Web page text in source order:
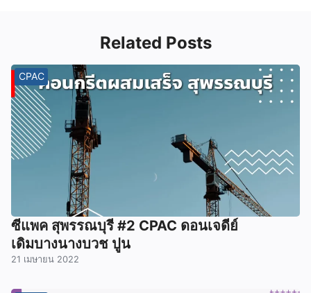
Related Posts
CPAC
ซีแพค สุพรรณบุรี #2 CPAC ดอนเจดีย์
เดิมบางนางบวช ปูน
21 เมษายน 2022